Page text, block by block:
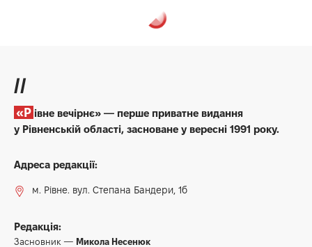
//
«Рівне вечірнє» — перше приватне видання
у Рівненській області, засноване у вересні 1991 року.
Адреса редакції:
м. Рівне. вул. Степана Бандери, 1б
Редакція:
Засновник — Микола Несенюк